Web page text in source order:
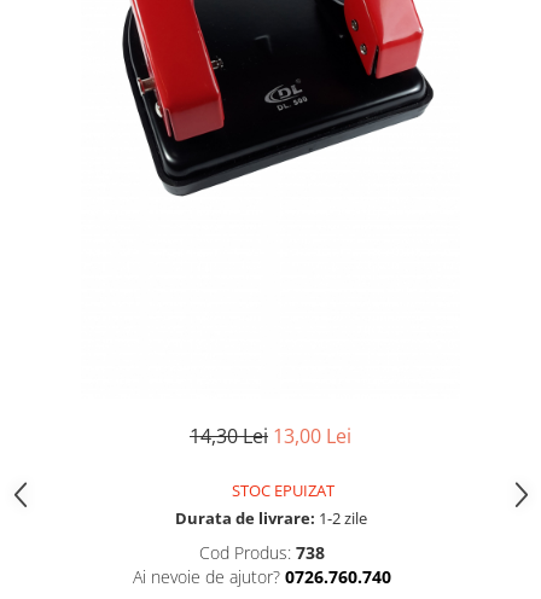
14,30 Lei 13,00 Lei
STOC EPUIZAT
Durata de livrare: 1-2 zile
Cod Produs: 738
Ai nevoie de ajutor? 0726.760.740